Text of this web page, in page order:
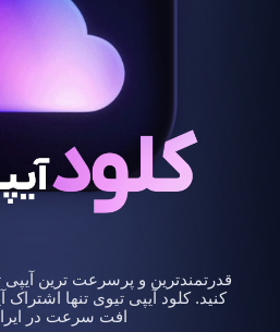
قدرتمندترین و پرسرعت ترین آیپی
کنید. کلود آیپی تیوی تنها
افت سرعت در